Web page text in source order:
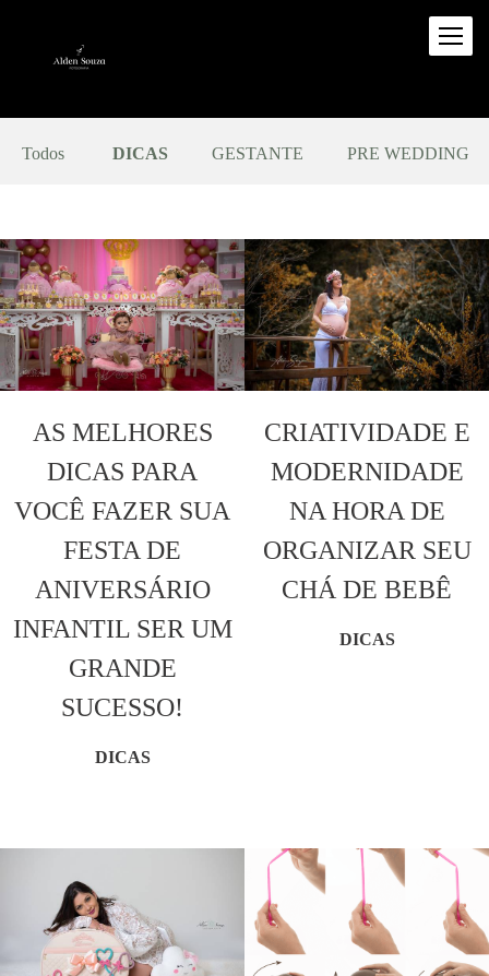
Todos DICAS GESTANTE PRE WEDDING
AS MELHORES
DICAS PARA
VOCÊ FAZER SUA
FESTA DE
ANIVERSÁRIO
INFANTIL SER UM
GRANDE
SUCESSO!
DICAS
CRIATIVIDADE E
MODERNIDADE
NA HORA DE
ORGANIZAR SEU
CHÁ DE BEBÊ
DICAS